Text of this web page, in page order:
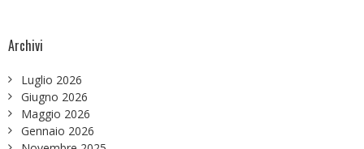
Archivi
Luglio 2026
Giugno 2026
Maggio 2026
Gennaio 2026